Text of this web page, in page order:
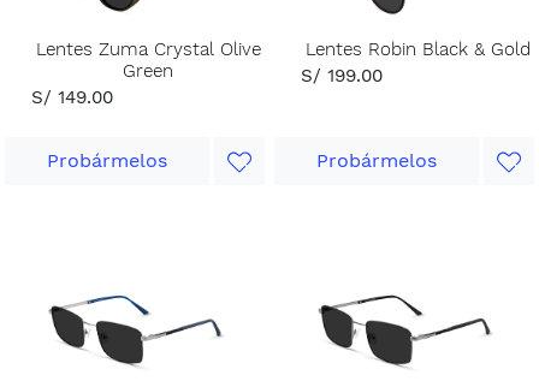
Lentes Zuma Crystal Olive
Green
S/ 149.00
Probármelos
Lentes Robin Black & Gold
S/ 199.00
Probármelos